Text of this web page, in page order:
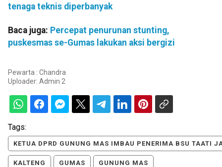
tenaga teknis diperbanyak
Baca juga: Percepat penurunan stunting,
puskesmas se-Gumas lakukan aksi bergizi
Pewarta : Chandra
Uploader: Admin 2
Tags:
KETUA DPRD GUNUNG MAS IMBAU PENERIMA BSU TAATI
KALTENG GUMAS GUNUNG MAS